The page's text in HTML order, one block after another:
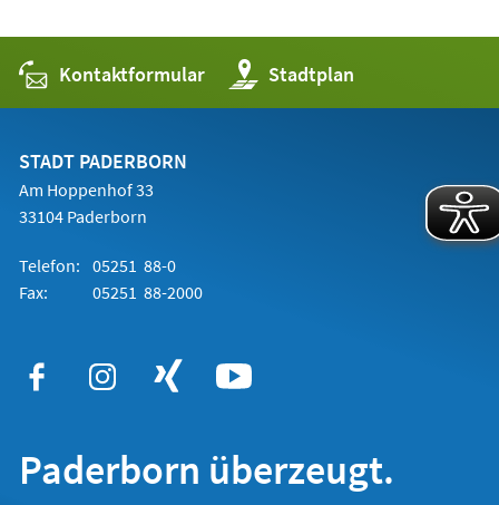
Kontaktformular Stadtplan
(Öffnet
in
einem
STADT PADERBORN
Am Hoppenhof 33
33104 Paderborn
Telefon: 05251 88-0
Fax:
05251 88-2000
Paderborn überzeugt.